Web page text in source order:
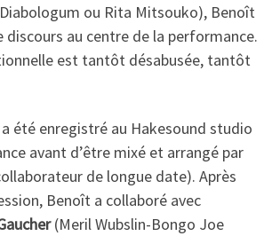
ou Rita Mitsouko), Benoît
discours au centre de la performance.
est tantôt désabusée, tantôt
été enregistré au Hakesound studio
avant d’être mixé et arrangé par
de longue date). Après
Benoît a collaboré avec
(Meril Wubslin-Bongo Joe